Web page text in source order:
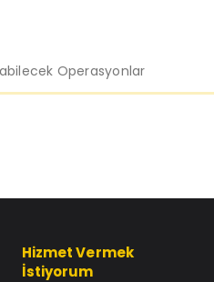
Operasyonlar
Hizmet Vermek
İstiyorum